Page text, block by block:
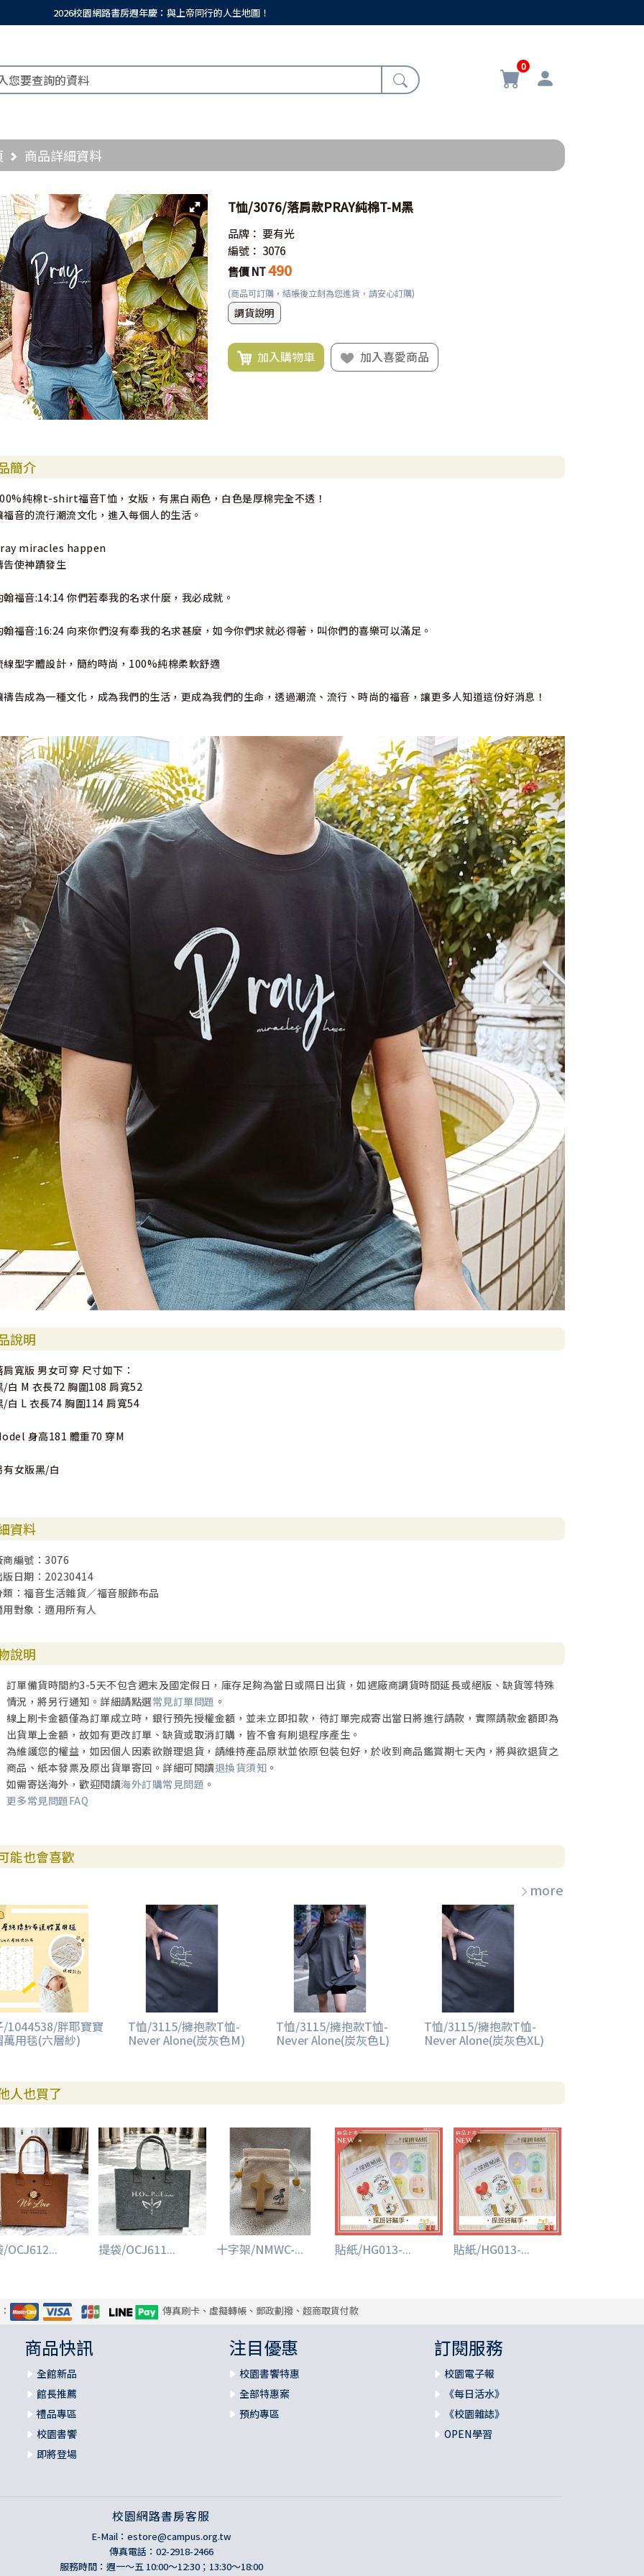
2026校園網路書房週年慶：與上帝同行的人生地圖！
0
商品詳細資料
T恤/3076/落肩款PRAY純棉T-M黑
品牌：要有光
編號： 3076
售價 NT490
(商品可訂購，結帳後立刻為您進貨，請安心訂購)
調貨說明
加入購物車 加入喜愛商品
簡介
純棉t-shirt福音T恤，女版，有黑白兩色，白色是厚棉完全不透！
福音的流行潮流文化，進入每個人的生活。
miracles happen
告使神蹟發生
翰福音:14:14 你們若奉我的名求什麼，我必成就。
翰福音:16:24 向來你們沒有奉我的名求甚麼，如今你們求就必得著，叫你們的喜樂可以滿足。
線型字體設計，簡約時尚，100%純棉柔軟舒適
禱告成為一種文化，成為我們的生活，更成為我們的生命，透過潮流、流行、時尚的福音，讓更多人知道這份好消息！
說明
肩寬版 男女可穿 尺寸如下：
/白 M 衣長72 胸圍108 肩寬52
/白 L 衣長74 胸圍114 肩寬54
身高181 體重70 穿M
有女版黑/白
資料
商編號：3076
版日期：20230414
類：福音生活雜貨／福音服飾布品
用對象：適用所有人
說明
訂單備貨時間約3-5天不包含週末及國定假日，庫存足夠為當日或隔日出貨，如遇廠商調貨時間延長或絕版、缺貨等特殊
情況，將另行通知。詳細請點選常見訂單問題 。
線上刷卡金額僅為訂單成立時，銀行預先授權金額，並未立即扣款，待訂單完成寄出當日將進行請款，實際請款金額即為
出貨單上金額，故如有更改訂單、缺貨或取消訂購，皆不會有刷退程序產生。
為維護您的權益，如因個人因素欲辦理退貨，請維持產品原狀並依原包裝包好，於收到商品鑑賞期七天內，將與欲退貨之
商品、紙本發票及原出貨單寄回。詳細可閱讀退換貨須知 。
如需寄送海外，歡迎閱讀海外訂購常見問題 。
更多常見問題FAQ
能也會喜歡
more
/1044538/胖耶寶寶
萬用毯(六層紗)
T恤/3115/擁抱款T恤-
Never Alone(炭灰色M)
T恤/3115/擁抱款T恤-
Never Alone(炭灰色L)
T恤/3115/擁抱款T恤-
Never Alone(炭灰色XL)
人也買了
OCJ612... 提袋/OCJ611... 十字架/NMWC-... 貼紙/HG013-... 貼紙/HG013-...
傳真刷卡、虛擬轉帳、郵政劃撥、超商取貨付款
商品快訊
全館新品
館長推薦
禮品專區
校園書饗
即將登場
注目優惠
校園書饗特惠
全部特惠案
預約專區
訂閱服務
校園電子報
《每日活水》
《校園雜誌》
OPEN學習
校園網路書房客服
E-Mail： estore@campus.org.tw
傳真電話：02-2918-2466
服務時間：週一～五 10:00～12:30；13:30～18:00